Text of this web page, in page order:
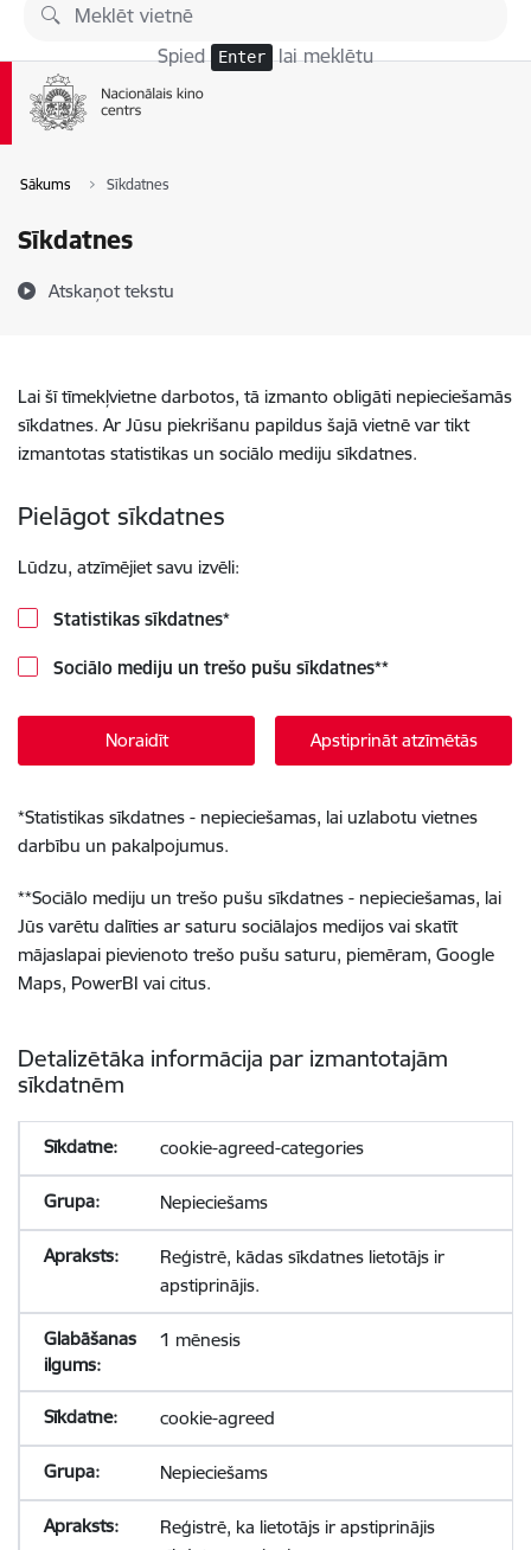
Pāriet uz lapas saturu
Spied Enter lai meklētu
Sākums Sīkdatnes
Sīkdatnes
Atskaņot tekstu
Lai šī tīmekļvietne darbotos, tā izmanto obligāti nepieciešamās
sīkdatnes. Ar Jūsu piekrišanu papildus šajā vietnē var tikt
izmantotas statistikas un sociālo mediju sīkdatnes.
Pielāgot sīkdatnes
Lūdzu, atzīmējiet savu izvēli:
Statistikas sīkdatnes*
Sociālo mediju un trešo pušu sīkdatnes**
Noraidīt Apstiprināt atzīmētās
*Statistikas sīkdatnes - nepieciešamas, lai uzlabotu vietnes
darbību un pakalpojumus.
**Sociālo mediju un trešo pušu sīkdatnes - nepieciešamas, lai
Jūs varētu dalīties ar saturu sociālajos medijos vai skatīt
mājaslapai pievienoto trešo pušu saturu, piemēram, Google
Maps, PowerBI vai citus.
Detalizētāka informācija par izmantotajām
sīkdatnēm
cookie-agreed-categories
Nepieciešams
Reģistrē, kādas sīkdatnes lietotājs ir
apstiprinājis.
1 mēnesis
cookie-agreed
Nepieciešams
Reģistrē, ka lietotājs ir apstiprinājis